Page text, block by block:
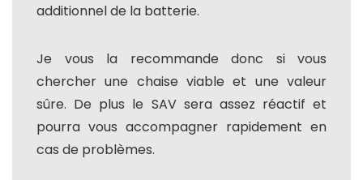
additionnel de la batterie.
Je vous la recommande donc si vous
chercher une chaise viable et une valeur
sûre. De plus le SAV sera assez réactif et
pourra vous accompagner rapidement en
cas de problèmes.